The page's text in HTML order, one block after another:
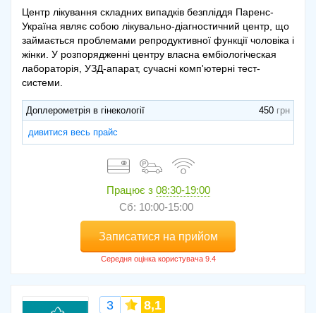
Центр лікування складних випадків безпліддя Паренс-
Україна являє собою лікувально-діагностичний центр, що
займається проблемами репродуктивної функції чоловіка і
жінки. У розпорядженні центру власна ембіологіческая
лабораторія, УЗД-апарат, сучасні комп'ютерні тест-
системи.
Доплерометрія в гінекології 450
дивитися весь прайс
Працює з 08:30-19:00
Сб: 10:00-15:00
Записатися на прийом
3 8,1